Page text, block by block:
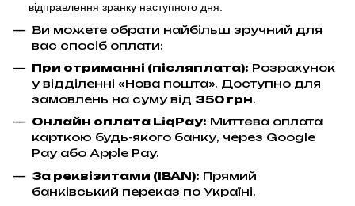
відправлення зранку наступного дня.
Ви можете обрати найбільш зручний для
вас спосіб оплати:
При отриманні (післяплата): Розрахунок
у відділенні «Нова пошта». Доступно для
замовлень на суму від 350 грн.
Онлайн оплата LiqPay: Миттєва оплата
карткою будь-якого банку, через Google
Pay або Apple Pay.
За реквізитами (IBAN): Прямий
банківський переказ по Україні.